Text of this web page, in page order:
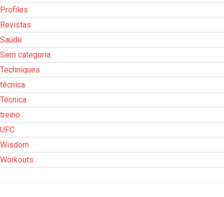
Profiles
Revistas
Saúde
Sem categoria
Techniques
técnica
Técnica
treino
UFC
Wisdom
Workouts